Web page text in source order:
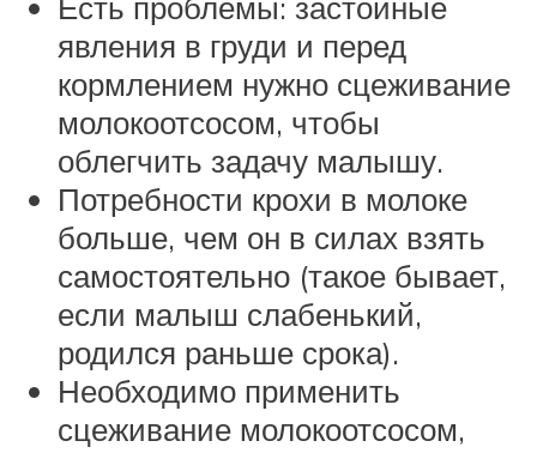
явления в груди и перед
кормлением нужно сцеживание
молокоотсосом, чтобы
облегчить задачу малышу.
Потребности крохи в молоке
больше, чем он в силах взять
самостоятельно (такое бывает,
если малыш слабенький,
родился раньше срока).
Необходимо применить
сцеживание молокоотсосом,